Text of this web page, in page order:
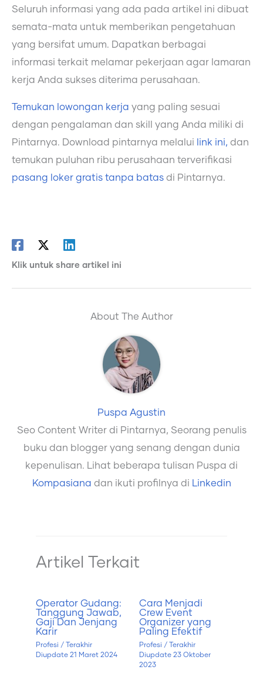
Seluruh informasi yang ada pada artikel ini dibuat
semata-mata untuk memberikan pengetahuan
yang bersifat umum. Dapatkan berbagai
informasi terkait melamar pekerjaan agar lamaran
kerja Anda sukses diterima perusahaan.
Temukan lowongan kerja yang paling sesuai
dengan pengalaman dan skill yang Anda miliki di
Pintarnya. Download pintarnya melalui
link ini, dan
temukan puluhan ribu perusahaan terverifikasi
pasang loker gratis tanpa batas di Pintarnya.
Klik untuk share artikel ini
About The Author
Puspa Agustin
Seo Content Writer di Pintarnya, Seorang penulis
buku dan blogger yang senang dengan dunia
kepenulisan. Lihat beberapa tulisan Puspa di
Kompasiana dan ikuti profilnya di Linkedin
Artikel Terkait
Operator Gudang:
Tanggung Jawab,
Gaji Dan Jenjang
Karir
Profesi / Terakhir
Diupdate 21 Maret 2024
Cara Menjadi
Crew Event
Organizer yang
Paling Efektif
Profesi / Terakhir
Diupdate23 Oktober
2023